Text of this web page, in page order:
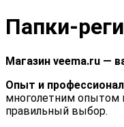
Папки-
Магазин veema.ru —
Опыт и
многолетним опытом
правильный выбор.